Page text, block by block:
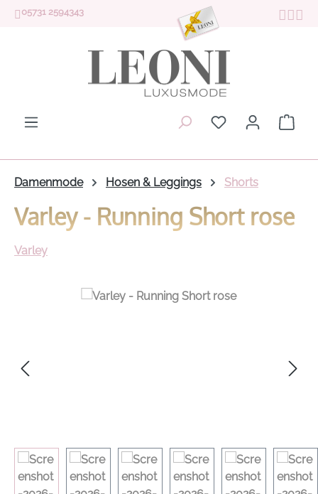
Zum Hauptinhalt springen
05731 2594343
Du hast 0
Damenmode Hosen & Leggings Shorts
Varley - Running Short rose
Varley